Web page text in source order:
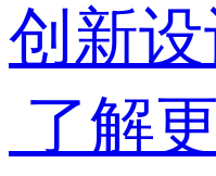
创新
了解